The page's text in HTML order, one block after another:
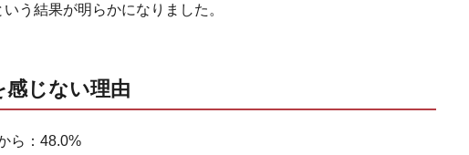
う結果が明らかになりました。
感じない理由
ら：48.0%